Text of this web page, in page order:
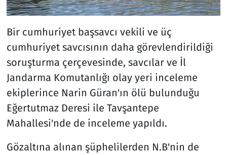
Bir cumhuriyet başsavcı vekili ve üç
cumhuriyet savcısının daha görevlendirildiği
soruşturma çerçevesinde, savcılar ve İl
Jandarma Komutanlığı olay yeri inceleme
ekiplerince Narin Güran'ın ölü bulunduğu
Eğertutmaz Deresi ile Tavşantepe
Mahallesi'nde de inceleme yapıldı.
Gözaltına alınan şüphelilerden N.B'nin de